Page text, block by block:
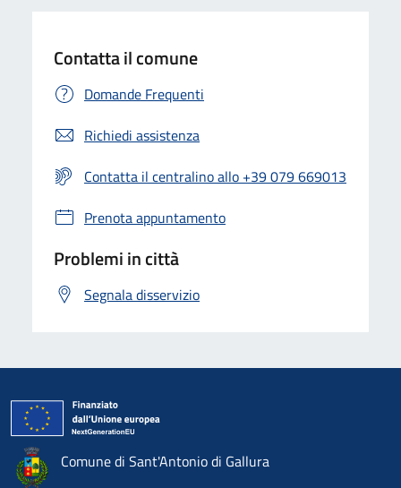
Contatta il comune
Domande Frequenti
Richiedi assistenza
Contatta il centralino allo +39 079 669013
Prenota appuntamento
Problemi in città
Segnala disservizio
Comune di Sant'Antonio di Gallura